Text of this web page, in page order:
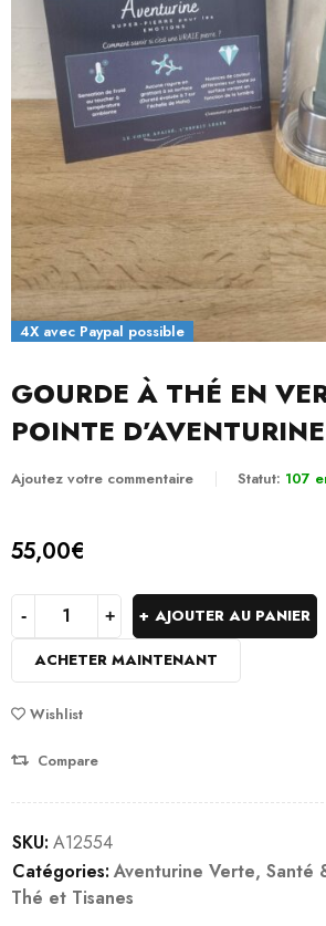
4X avec Paypal possible
GOURDE À THÉ EN
POINTE
Ajoutez votre commentaire Statut: 107
55,00€
AJOUTER AU PANIER
ACHETER MAINTENANT
Wishlist
Compare
SKU: A12554
Catégories: Aventurine Verte, Santé
Thé et Tisanes